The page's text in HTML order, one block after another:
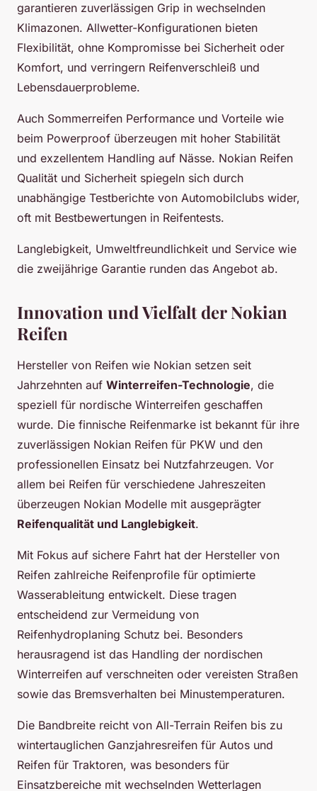
garantieren zuverlässigen Grip in wechselnden
Klimazonen. Allwetter-Konfigurationen bieten
Flexibilität, ohne Kompromisse bei Sicherheit oder
Komfort, und verringern Reifenverschleiß und
Lebensdauerprobleme.
Auch Sommerreifen Performance und Vorteile wie
beim Powerproof überzeugen mit hoher Stabilität
und exzellentem Handling auf Nässe. Nokian Reifen
Qualität und Sicherheit spiegeln sich durch
unabhängige Testberichte von Automobilclubs wider,
oft mit Bestbewertungen in Reifentests.
Langlebigkeit, Umweltfreundlichkeit und Service wie
die zweijährige Garantie runden das Angebot ab.
Innovation und Vielfalt der Nokian
Reifen
Hersteller von Reifen wie Nokian setzen seit
Jahrzehnten auf Winterreifen-Technologie, die
speziell für nordische Winterreifen geschaffen
wurde. Die finnische Reifenmarke ist bekannt für ihre
zuverlässigen Nokian Reifen für PKW und den
professionellen Einsatz bei Nutzfahrzeugen. Vor
allem bei Reifen für verschiedene Jahreszeiten
überzeugen Nokian Modelle mit ausgeprägter
Reifenqualität und Langlebigkeit.
Mit Fokus auf sichere Fahrt hat der Hersteller von
Reifen zahlreiche Reifenprofile für optimierte
Wasserableitung entwickelt. Diese tragen
entscheidend zur Vermeidung von
Reifenhydroplaning Schutz bei. Besonders
herausragend ist das Handling der nordischen
Winterreifen auf verschneiten oder vereisten Straßen
sowie das Bremsverhalten bei Minustemperaturen.
Die Bandbreite reicht von All-Terrain Reifen bis zu
wintertauglichen Ganzjahresreifen für Autos und
Reifen für Traktoren, was besonders für
Einsatzbereiche mit wechselnden Wetterlagen